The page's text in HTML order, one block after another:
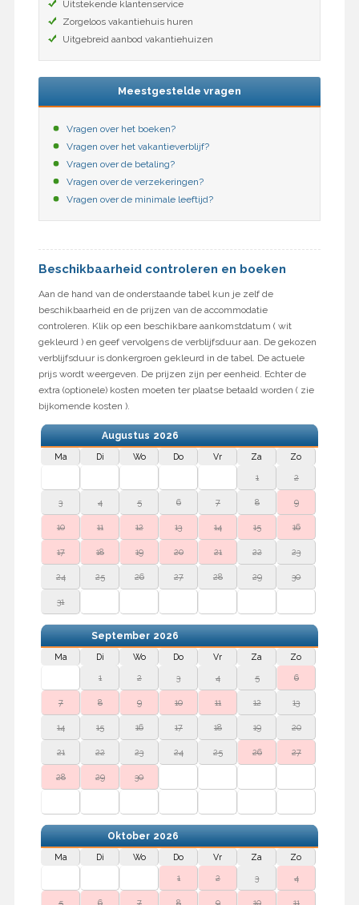
Uitstekende klantenservice
Zorgeloos vakantiehuis huren
Uitgebreid aanbod vakantiehuizen
Meestgestelde vragen
Vragen over het boeken?
Vragen over het vakantieverblijf?
Vragen over de betaling?
Vragen over de verzekeringen?
Vragen over de minimale leeftijd?
Beschikbaarheid controleren en boeken
Aan de hand van de onderstaande tabel kun je zelf de
beschikbaarheid en de prijzen van de accommodatie
controleren. Klik op een beschikbare aankomstdatum ( wit
gekleurd ) en geef vervolgens de verblijfsduur aan. De gekozen
verblijfsduur is donkergroen gekleurd in de tabel. De actuele
prijs wordt weergeven. De prijzen zijn per eenheid. Echter de
extra (optionele) kosten moeten ter plaatse betaald worden ( zie
bijkomende kosten ).
2026
Augustus
Ma Di Wo Do Vr Za Zo
1 2
3 4 5 6 7 8 9
10 11 12 13 14 15 16
17 18 19 20 21 22 23
24 25 26 27 28 29 30
31
2026
September
Ma Di Wo Do Vr Za Zo
1 2 3 4 5 6
7 8 9 10 11 12 13
14 15 16 17 18 19 20
21 22 23 24 25 26 27
28 29 30
2026
Oktober
Ma Di Wo Do Vr Za Zo
1 2 3 4
5 6 7 8 9 10 11